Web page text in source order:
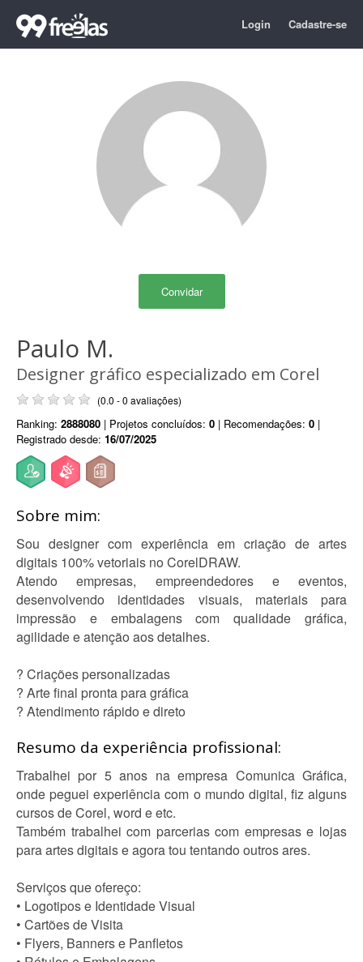
Login Cadastre-se
Convidar
Paulo M.
Designer gráfico especializado em Corel
(0.0 - 0 avaliações)
Ranking: 2888080 | Projetos concluídos: 0 | Recomendações: 0 |
Registrado desde: 16/07/2025
Sobre mim:
Sou designer com experiência em criação de artes
digitais 100% vetoriais no CorelDRAW.
Atendo empresas, empreendedores e eventos,
desenvolvendo identidades visuais, materiais para
impressão e embalagens com qualidade gráfica,
agilidade e atenção aos detalhes.
? Criações personalizadas
? Arte final pronta para gráfica
? Atendimento rápido e direto
Resumo da experiência profissional:
Trabalhei por 5 anos na empresa Comunica Gráfica,
onde peguei experiência com o mundo digital, fiz alguns
cursos de Corel, word e etc.
Também trabalhei com parcerias com empresas e lojas
para artes digitais e agora tou tentando outros ares.
Serviços que ofereço:
• Logotipos e Identidade Visual
• Cartões de Visita
• Flyers, Banners e Panfletos